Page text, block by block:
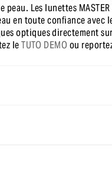
Les lunettes
en toute confiance avec
optiques directement
leTUTO DEMOou